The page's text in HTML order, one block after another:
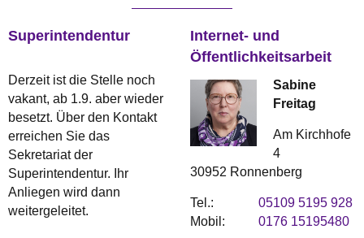
Superintendentur
Derzeit ist die Stelle noch
vakant, ab 1.9. aber wieder
besetzt. Über den Kontakt
erreichen Sie das
Sekretariat der
Superintendentur. Ihr
Anliegen wird dann
weitergeleitet.
Internet- und
Öffentlichkeitsarbeit
Sabine
Freitag
Am Kirchhofe
4
30952 Ronnenberg
Tel.:
05109 5195 928
Mobil:
0176 15195480